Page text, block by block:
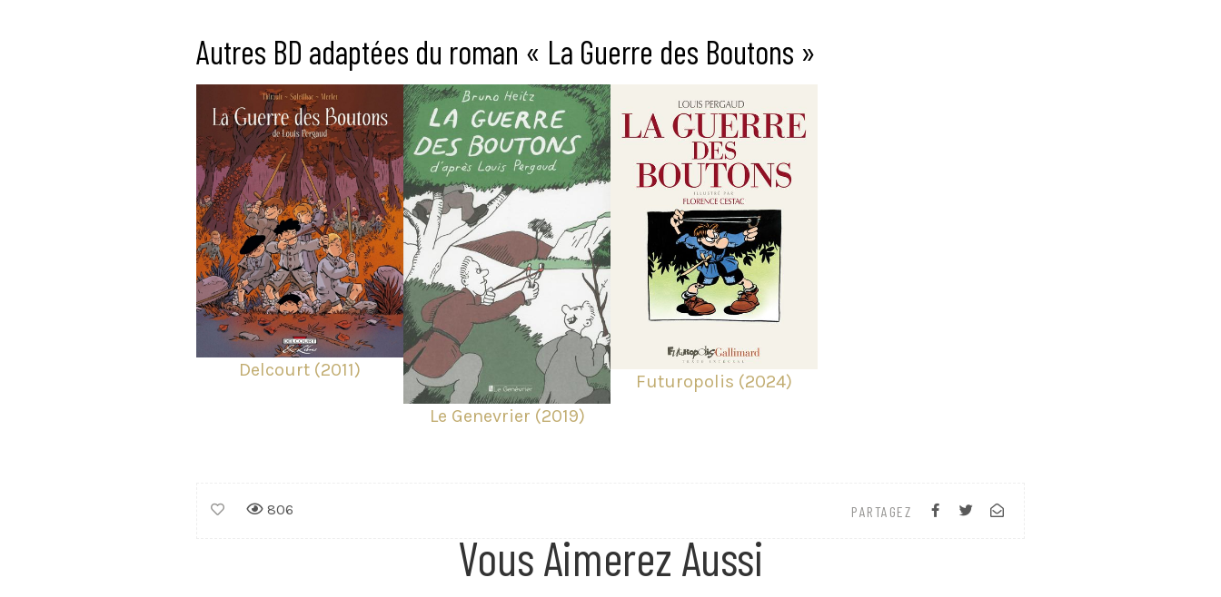
Autres BD adaptées du roman « La Guerre des Boutons »
Delcourt (2011)
Le Genevrier (2019)
Futuropolis (2024)
PARTAGEZ
806
Vous Aimerez Aussi